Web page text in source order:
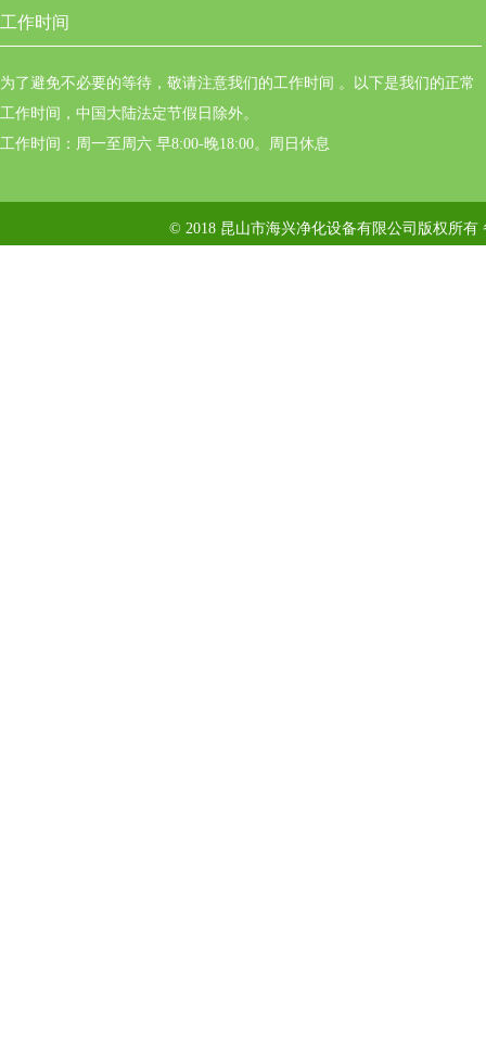
工作时间
为了避免不必要的等待，敬请注意我们的工作时间 。以下是我们的正常
工作时间，中国大陆法定节假日除外。
工作时间：周一至周六 早8:00-晚18:00。周日休息
© 2018 昆山市海兴净化设备有限公司版权所有